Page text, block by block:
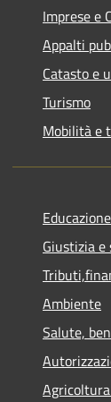
Imprese e
Appalti
Catasto e
Turismo
Mobilità e
Giustizia e
Ambiente
Salute,